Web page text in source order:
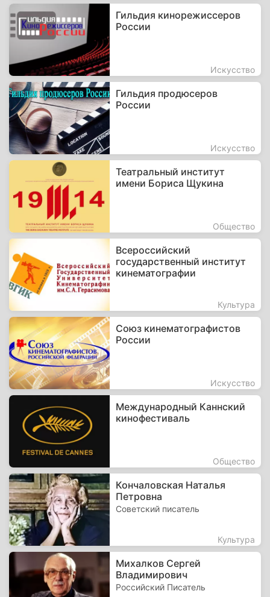
Гильдия кинорежиссеров
России
Искусство
Гильдия продюсеров
России
Искусство
Театральный институт
имени Бориса Щукина
Общество
Всероссийский
государственный институт
кинематографии
Культура
Союз кинематографистов
России
Искусство
Международный Каннский
кинофестиваль
Общество
Кончаловская Наталья
Петровна
Советский писатель
Культура
Михалков Сергей
Владимирович
Российский Писатель